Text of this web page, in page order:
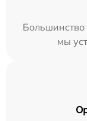
Большинство
мы